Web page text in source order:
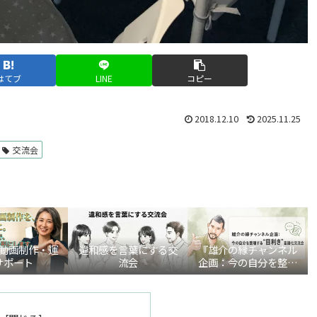
てブ LINE コピー
2018.12.10 2025.11.25
交流会
画制作・運
ポート
違和感を言葉にする交
流会
『雄介の縁チャンネル
企画：今の自分を整理
する“目利き”言語化交